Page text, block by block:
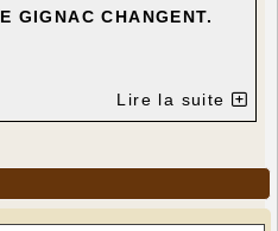
GIGNAC CHANGENT.
Lire la suite